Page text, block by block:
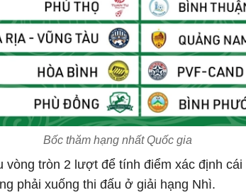
Bốc thăm hạng nhất Quốc gia
vòng tròn 2 lượt để tính điểm xác định cái
phải xuống thi đấu ở giải hạng Nhì.